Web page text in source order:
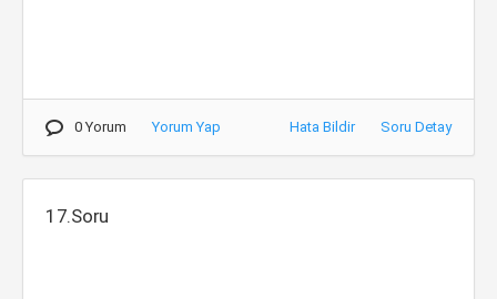
0 Yorum Yorum Yap Hata Bildir Soru Detay
17.Soru